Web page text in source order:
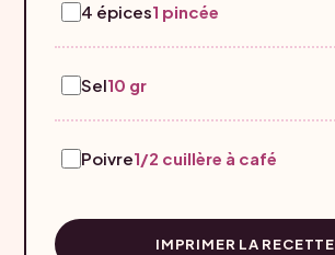
4 épices1 pincée
Sel10 gr
Poivre1/2 cuillère à café
IMPRIMER LA RECETTE